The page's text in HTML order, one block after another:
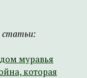
статьи:
муравья
которая